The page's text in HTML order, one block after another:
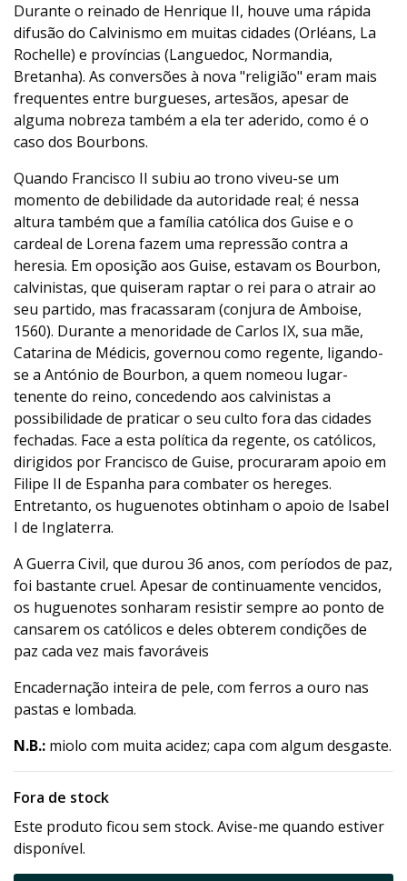
Durante o reinado de Henrique II, houve uma rápida
difusão do Calvinismo em muitas cidades (Orléans, La
Rochelle) e províncias (Languedoc, Normandia,
Bretanha). As conversões à nova "religião" eram mais
frequentes entre burgueses, artesãos, apesar de
alguma nobreza também a ela ter aderido, como é o
caso dos Bourbons.
Quando Francisco II subiu ao trono viveu-se um
momento de debilidade da autoridade real; é nessa
altura também que a família católica dos Guise e o
cardeal de Lorena fazem uma repressão contra a
heresia. Em oposição aos Guise, estavam os Bourbon,
calvinistas, que quiseram raptar o rei para o atrair ao
seu partido, mas fracassaram (conjura de Amboise,
1560). Durante a menoridade de Carlos IX, sua mãe,
Catarina de Médicis, governou como regente, ligando-
se a António de Bourbon, a quem nomeou lugar-
tenente do reino, concedendo aos calvinistas a
possibilidade de praticar o seu culto fora das cidades
fechadas. Face a esta política da regente, os católicos,
dirigidos por Francisco de Guise, procuraram apoio em
Filipe II de Espanha para combater os hereges.
Entretanto, os huguenotes obtinham o apoio de Isabel
I de Inglaterra.
A Guerra Civil, que durou 36 anos, com períodos de paz,
foi bastante cruel. Apesar de continuamente vencidos,
os huguenotes sonharam resistir sempre ao ponto de
cansarem os católicos e deles obterem condições de
paz cada vez mais favoráveis
Encadernação inteira de pele, com ferros a ouro nas
pastas e lombada.
N.B.: miolo com muita acidez; capa com algum desgaste.
Fora de stock
Este produto ficou sem stock. Avise-me quando estiver
disponível.